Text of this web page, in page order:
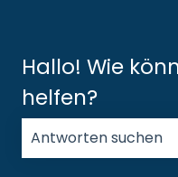
Hallo! Wie
helfen?